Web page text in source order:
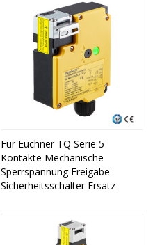
Für Euchner TQ Serie 5
Kontakte Mechanische
Sperrspannung Freigabe
Sicherheitsschalter Ersatz